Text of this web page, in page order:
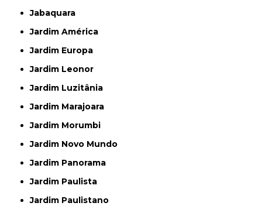
Jabaquara
Jardim América
Jardim Europa
Jardim Leonor
Jardim Luzitânia
Jardim Marajoara
Jardim Morumbi
Jardim Novo Mundo
Jardim Panorama
Jardim Paulista
Jardim Paulistano